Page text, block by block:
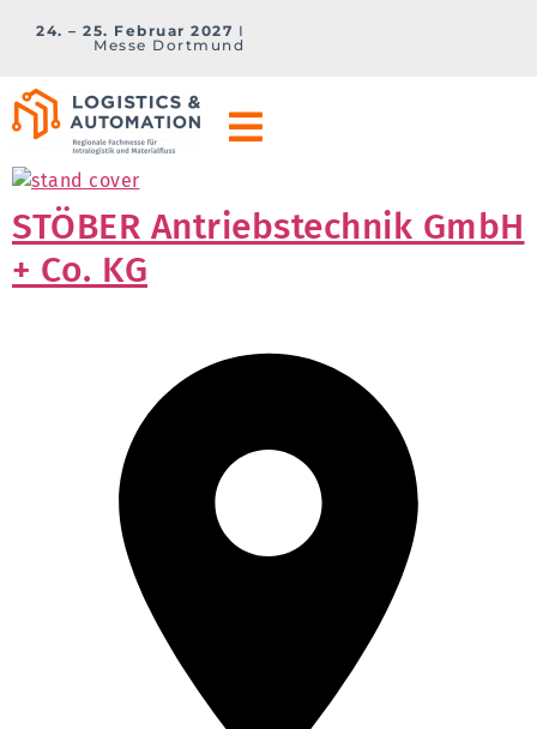
24. – 25. Februar 2027 I
Messe Dortmund
STÖBER Antriebstechnik GmbH
+ Co. KG